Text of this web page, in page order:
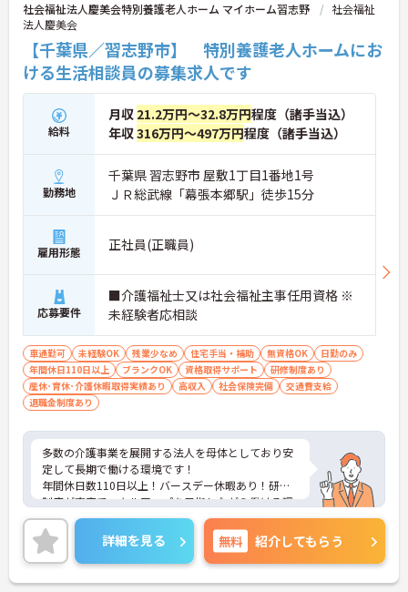
社会福祉法人慶美会特別養護老人ホーム マイホーム習志野
社会福祉
法人慶美会
【千葉県／習志野市】 特別養護老人ホームにお
ける生活相談員の募集求人です
給料
月収 21.2万円～32.8万円程度（諸手当込）
年収316万円～497万円程度（諸手当込）
勤務地
千葉県 習志野市 屋敷1丁目1番地1号
ＪＲ総武線「幕張本郷駅」徒歩15分
雇用形態 正社員(正職員)
応募要件
■介護福祉士又は社会福祉主事任用資格 ※
未経験者応相談
車通勤可 未経験OK 残業少なめ 住宅手当・補助 無資格OK
日勤のみ
年間休日110日以上
ブランクOK 資格取得サポート
研修制度あり
産休･育休･介護休暇取得実績あり
高収入 社会保険完備
交通費支給
退職金制度あり
多数の介護事業を展開する法人を母体としており安
定して長期で働ける環境です！
年間休日数110日以上！バースデー休暇あり！研修
制度が充実でスキルアップを目指しながら働ける環
境が整っています！
ご興味ある方には、面接のポイントなど、さらに詳
細をお話致しますのでお気軽にご相談ください。
詳細を見る 無料 紹介してもらう